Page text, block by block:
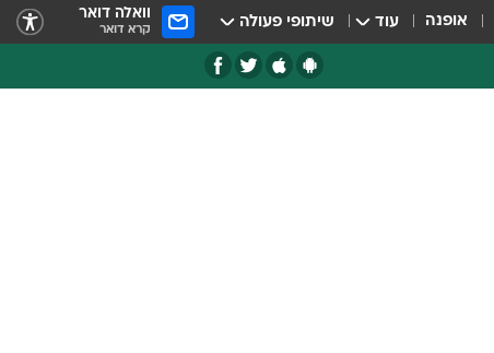
אופנה עוד שיתופי פעולה וואלה דואר
קרא דואר